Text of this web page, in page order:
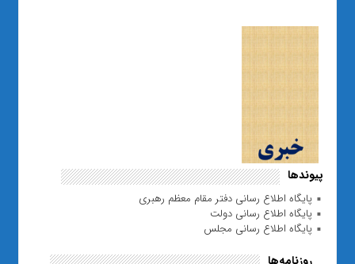
پیوندها
پایگاه اطلاع رسانی دفتر مقام معظم رهبری
پایگاه اطلاع رسانی دولت
پایگاه اطلاع رسانی مجلس